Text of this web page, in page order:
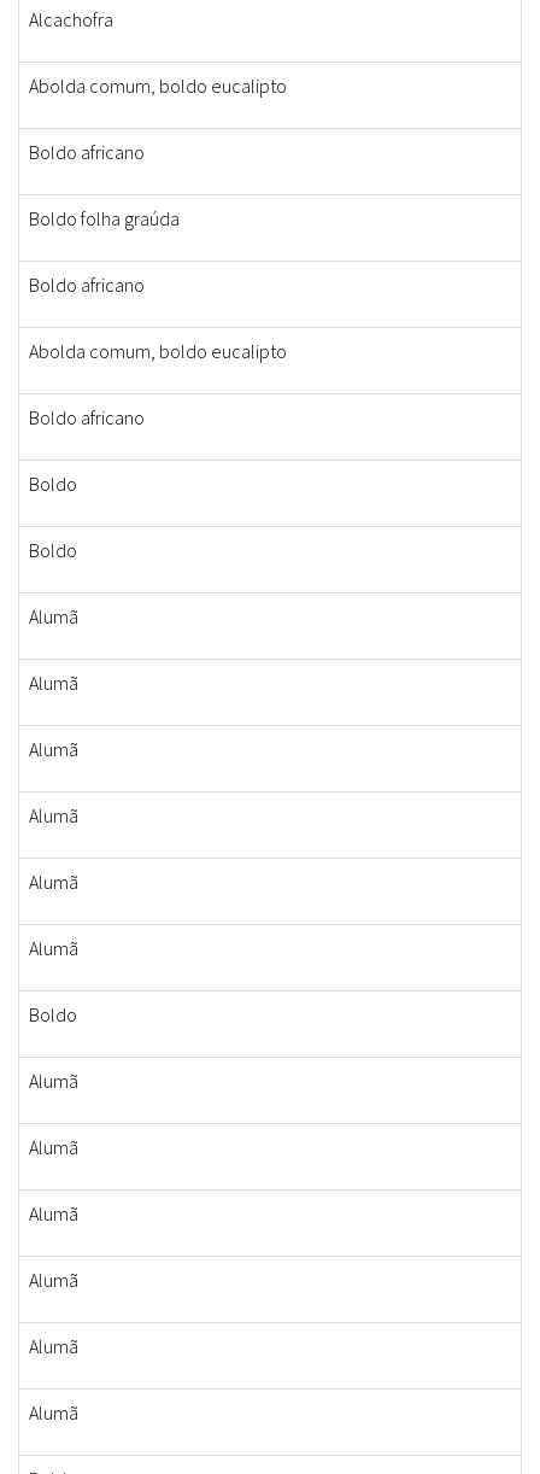
Alcachofra
Abolda comum, boldo eucalipto
Boldo africano
Boldo folha graúda
Boldo africano
Abolda comum, boldo eucalipto
Boldo africano
Boldo
Boldo
Alumã
Alumã
Alumã
Alumã
Alumã
Alumã
Boldo
Alumã
Alumã
Alumã
Alumã
Alumã
Alumã